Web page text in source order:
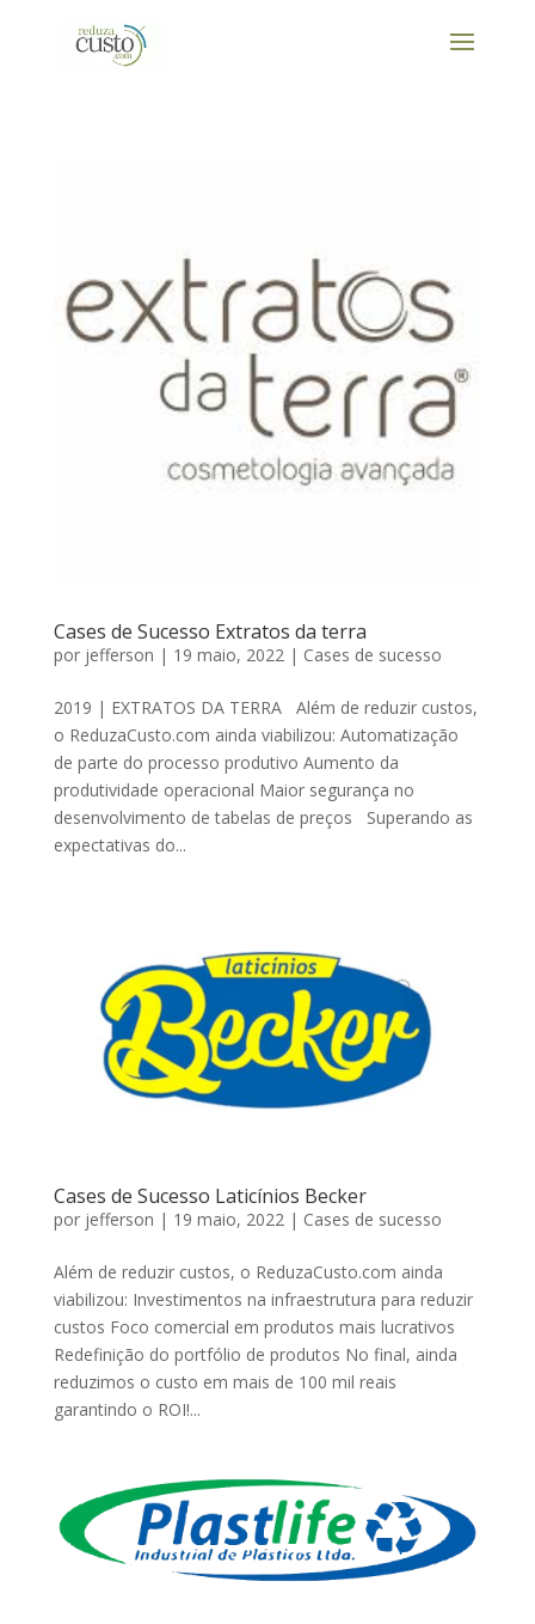
Cases de Sucesso Extratos da terra
por jefferson | 19 maio, 2022| Cases de sucesso
2019 | EXTRATOS DA TERRA Além de reduzir custos,
o ReduzaCusto.com ainda viabilizou: Automatização
de parte do processo produtivo Aumento da
produtividade operacional Maior segurança no
desenvolvimento de tabelas de preços Superando as
expectativas do...
Cases de Sucesso Laticínios Becker
por jefferson | 19 maio, 2022| Cases de sucesso
Além de reduzir custos, o ReduzaCusto.com ainda
viabilizou: Investimentos na infraestrutura para reduzir
custos Foco comercial em produtos mais lucrativos
Redefinição do portfólio de produtos No final, ainda
reduzimos o custo em mais de 100 mil reais
garantindo o ROI!...